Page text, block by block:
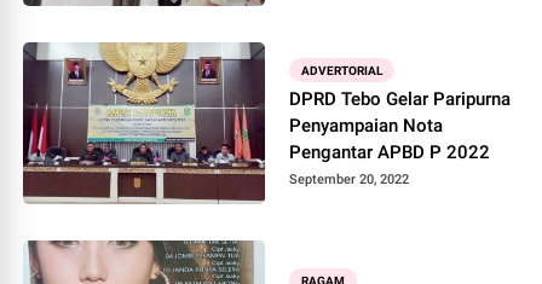
ADVERTORIAL
DPRD Tebo Gelar Paripurna
Penyampaian Nota
Pengantar APBD P 2022
September 20, 2022
RAGAM